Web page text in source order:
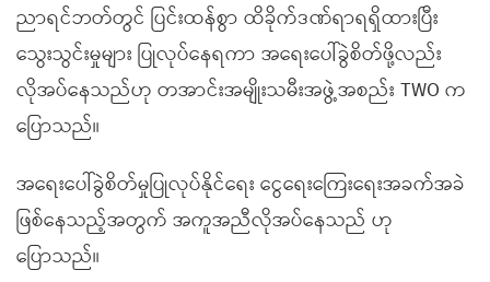
ညာရင်ဘတ်တွင် ပြင်းထန်စွာ ထိခိုက်ဒဏ်ရာရရှိထားပြီး
သွေးသွင်းမှုများ ပြုလုပ်နေရကာ အရေးပေါ်ခွဲစိတ်ဖို့လည်း
လိုအပ်နေသည်ဟု တအာင်းအမျိုးသမီးအဖွဲ့အစည်း TWO က
ပြောသည်။
အရေးပေါ်ခွဲစိတ်မှုပြုလုပ်နိုင်ရေး ငွေရေးကြေးရေးအခက်အခဲ
ဖြစ်နေသည့်အတွက် အကူအညီလိုအပ်နေသည် ဟု
ပြောသည်။